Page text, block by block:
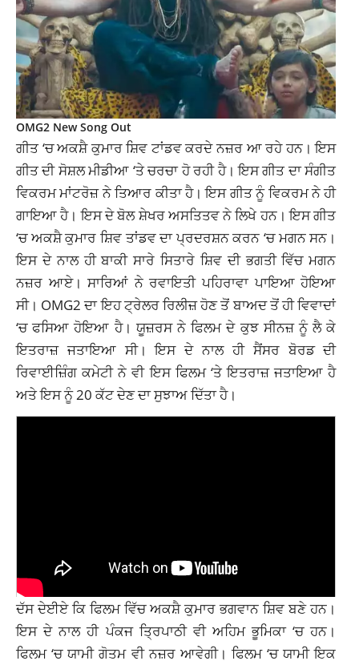
OMG2 New Song Out
ਗੀਤ ‘ਚ ਅਕਸ਼ੈ ਕੁਮਾਰ ਸ਼ਿਵ ਟਾਂਡਵ ਕਰਦੇ ਨਜ਼ਰ ਆ ਰਹੇ ਹਨ। ਇਸ
ਗੀਤ ਦੀ ਸੋਸ਼ਲ ਮੀਡੀਆ ‘ਤੇ ਚਰਚਾ ਹੋ ਰਹੀ ਹੈ। ਇਸਗੀਤਦਾ ਸੰਗੀਤ
ਵਿਕਰਮ ਮਾਂਟਰੋਜ਼ ਨੇ ਤਿਆਰ ਕੀਤਾ ਹੈ। ਇਸ ਗੀਤ ਨੂੰ ਵਿਕਰਮ ਨੇ ਹੀ
ਗਾਇਆ ਹੈ। ਇਸ ਦੇ ਬੋਲ ਸ਼ੇਖਰਅਸਤਿਤਵਨੇ ਲਿਖੇ ਹਨ। ਇਸ ਗੀਤ
‘ਚ ਅਕਸ਼ੈ ਕੁਮਾਰ ਸ਼ਿਵ ਤਾਂਡਵ ਦਾ ਪ੍ਰਦਰਸ਼ਨ ਕਰਨ ‘ਚ ਮਗਨ ਸਨ।
ਇਸ ਦੇ ਨਾਲ ਹੀ ਬਾਕੀ ਸਾਰੇ ਸਿਤਾਰੇ ਸ਼ਿਵ ਦੀ ਭਗਤੀ ਵਿੱਚ ਮਗਨ
ਨਜ਼ਰ ਆਏ। ਸਾਰਿਆਂ ਨੇ ਰਵਾਇਤੀ ਪਹਿਰਾਵਾ ਪਾਇਆ ਹੋਇਆ
ਸੀ। OMG2 ਦਾ ਇਹ ਟ੍ਰੇਲਰ ਰਿਲੀਜ਼ ਹੋਣ ਤੋਂ ਬਾਅਦ ਤੋਂ ਹੀ ਵਿਵਾਦਾਂ
‘ਚ ਫਸਿਆ ਹੋਇਆ ਹੈ। ਯੂਜ਼ਰਸ ਨੇ ਫਿਲਮ ਦੇ ਕੁਝ ਸੀਨਜ਼ ਨੂੰ ਲੈ ਕੇ
ਇਤਰਾਜ਼ ਜਤਾਇਆ ਸੀ। ਇਸ ਦੇ ਨਾਲ ਹੀ ਸੈਂਸਰ ਬੋਰਡ ਦੀ
ਰਿਵਾਈਜ਼ਿੰਗ ਕਮੇਟੀ ਨੇ ਵੀ ਇਸ ਫਿਲਮ ‘ਤੇ ਇਤਰਾਜ਼ ਜਤਾਇਆ ਹੈ
ਅਤੇ ਇਸ ਨੂੰ 20 ਕੱਟ ਦੇਣ ਦਾ ਸੁਝਾਅ ਦਿੱਤਾ ਹੈ।
ਦੱਸ ਦੇਈਏ ਕਿ ਫਿਲਮ ਵਿੱਚ ਅਕਸ਼ੈ ਕੁਮਾਰ ਭਗਵਾਨ ਸ਼ਿਵ ਬਣੇ ਹਨ।
ਇਸ ਦੇ ਨਾਲ ਹੀ ਪੰਕਜ ਤ੍ਰਿਪਾਠੀ ਵੀ ਅਹਿਮ ਭੂਮਿਕਾ ‘ਚ ਹਨ।
ਫਿਲਮ ‘ਚ ਯਾਮੀ ਗੋਤਮ ਵੀ ਨਜ਼ਰ ਆਵੇਗੀ। ਫਿਲਮ ‘ਚ ਯਾਮੀ ਇਕ